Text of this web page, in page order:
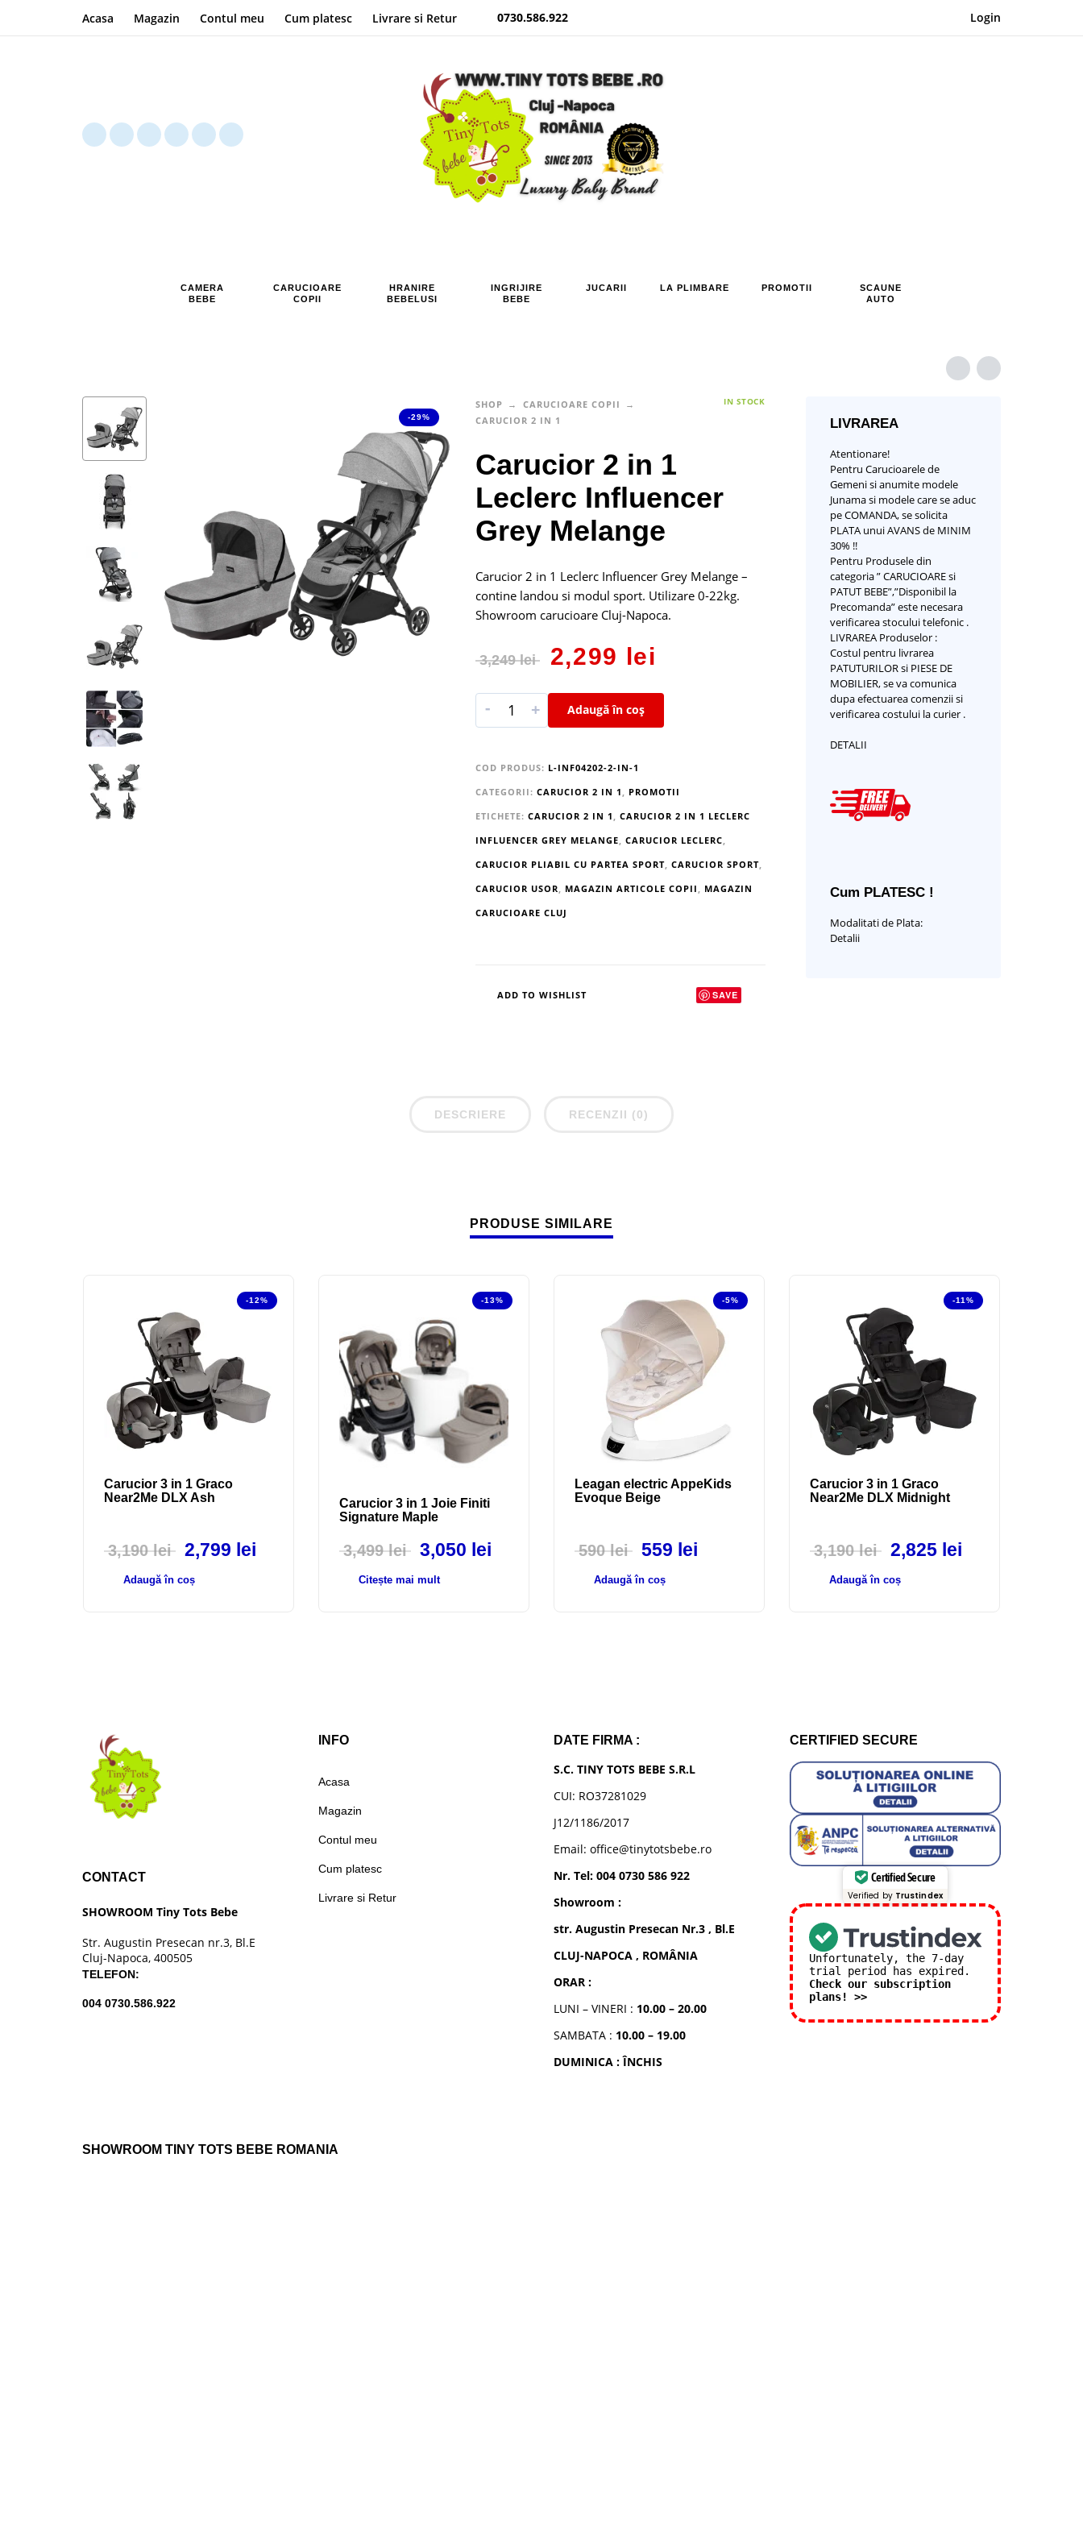
Acasa Magazin Contul meu Cum platesc Livrare si Retur 0730.586.922 Login
CAMERA
BEBE
CARUCIOARE
COPII
HRANIRE
BEBELUSI
INGRIJIRE
BEBE
JUCARII LA PLIMBARE PROMOTII
SCAUNE
AUTO
-29%
SHOP
CARUCIOARE COPII
CARUCIOR 2 IN 1
IN STOCK
Carucior 2 in 1
Leclerc Influencer
Grey Melange
Carucior 2 in 1 Leclerc Influencer Grey Melange –
contine landou si modul sport. Utilizare 0-22kg.
Showroom carucioare Cluj-Napoca.
3,249lei 2,299 lei
- + Adaugă în coș
COD PRODUS: L-INF04202-2-IN-1
CATEGORII: CARUCIOR 2 IN 1
PROMOTII
ETICHETE: CARUCIOR 2 IN 1
CARUCIOR 2 IN 1 LECLERC
INFLUENCER GREY MELANGE CARUCIOR LECLERC
CARUCIOR PLIABIL CU PARTEA SPORT, CARUCIOR SPORT,
CARUCIOR USOR
MAGAZIN ARTICOLE COPII
MAGAZIN
CARUCIOARE CLUJ
ADD TO WISHLIST SAVE
LIVRAREA
Atentionare!
Pentru Carucioarele de
Gemeni si anumite modele
Junama si modele care se aduc
pe COMANDA, se solicita
PLATA unui AVANS de MINIM
30% !!
Pentru Produsele din
categoria ” CARUCIOARE si
PATUT BEBE”,”Disponibil la
Precomanda” este necesara
verificarea stocului telefonic .
LIVRAREA Produselor :
Costul pentru livrarea
PATUTURILOR si PIESE DE
MOBILIER, se va comunica
dupa efectuarea comenzii si
verificarea costului la curier .
DETALII
Cum PLATESC !
Modalitati de Plata:
Detalii
DESCRIERE RECENZII (0)
PRODUSE SIMILARE
-12%
Carucior 3 in 1 Graco
Near2Me DLX Ash
3,190lei 2,799 lei
Adaugă în coș
-13%
Carucior 3 in 1 Joie Finiti
Signature Maple
3,499lei 3,050 lei
Citește mai mult
-5%
Leagan electric AppeKids
Evoque Beige
590lei 559 lei
Adaugă în coș
-11%
Carucior 3 in 1 Graco
Near2Me DLX Midnight
3,190lei 2,825 lei
Adaugă în coș
CONTACT
SHOWROOM Tiny Tots Bebe
Str. Augustin Presecan nr.3, Bl.E
Cluj-Napoca, 400505
TELEFON:
004 0730.586.922
INFO
Acasa
Magazin
Contul meu
Cum platesc
Livrare si Retur
DATE FIRMA :
S.C. TINY TOTS BEBE S.R.L
CUI: RO37281029
J12/1186/2017
Email: office@tinytotsbebe.ro
Nr. Tel: 004 0730 586 922
Showroom :
str. Augustin Presecan Nr.3 , Bl.E
CLUJ-NAPOCA , ROMÂNIA
ORAR :
LUNI – VINERI : 10.00 – 20.00
SAMBATA : 10.00 – 19.00
DUMINICA : ÎNCHIS
CERTIFIED SECURE
Certified Secure
Verified by Trustindex
Unfortunately, the 7-day
trial period has expired.
Check our subscription
plans! >>
SHOWROOM TINY TOTS BEBE ROMANIA